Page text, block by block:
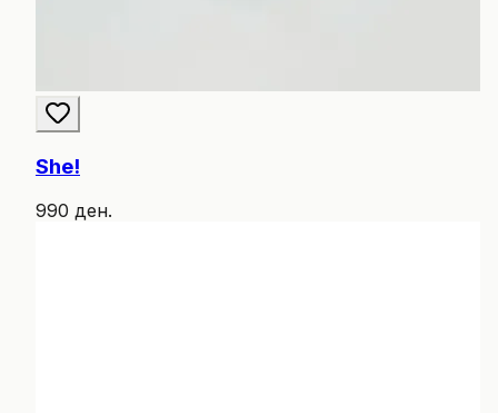
She!
990 ден.